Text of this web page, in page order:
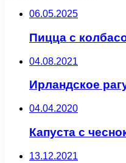
06.05.2025
Пицца с
04.08.2021
Ирландское
04.04.2020
Капуста с
13.12.2021